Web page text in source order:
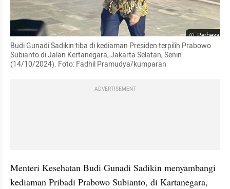
Perbesar
Budi Gunadi Sadikin tiba di kediaman Presiden terpilih Prabowo
Subianto di Jalan Kertanegara, Jakarta Selatan, Senin
(14/10/2024). Foto: Fadhil Pramudya/kumparan
ADVERTISEMENT
Menteri Kesehatan Budi Gunadi Sadikin menyambangi
kediaman Pribadi Prabowo Subianto, di Kartanegara,